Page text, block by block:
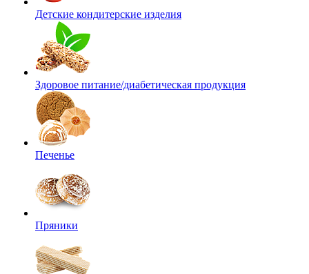
Детские кондитерские изделия
Здоровое питание/диабетическая продукция
Печенье
Пряники